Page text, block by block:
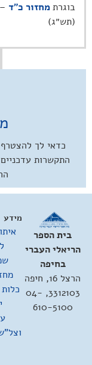
בוגרתמחזור כ"ד
(תש״ג)
כדאי לך
התקשרות
בית הספר
הריאלי העברי
בחיפה
הרצל 16, חיפה
3312103, 04-
610-5100
מידע